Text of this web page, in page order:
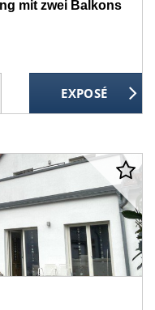
mit zwei Balkons